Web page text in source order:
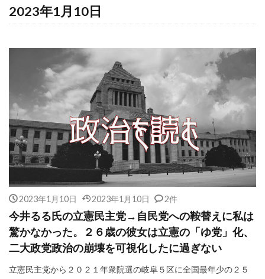
2023年1月10日
2023年1月10日 2023年1月10日 2件
今井るる氏の立憲民主党→自民党への鞍替えに私は
驚かなかった。２６歳の彼女は立憲の「ゆ党」化、
二大政党政治の崩壊を可視化したに過ぎない
立憲民主党から２０２１年衆院選の岐阜５区に全国最年少の２５